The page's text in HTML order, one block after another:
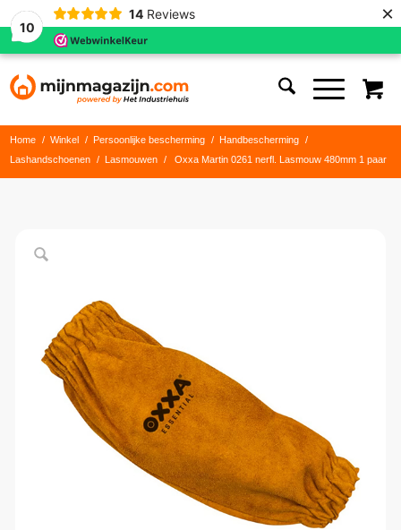
10
14 Reviews ×
Home / Winkel / Persoonlijke bescherming / Handbescherming
/
Lashandschoenen
/ Lasmouwen / Oxxa Martin 0261 nerfl. Lasmouw 480mm 1 paar